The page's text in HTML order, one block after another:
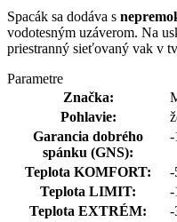
Spacák sa dodáva s
vodotesným uzáverom. Na
priestranný sieťovaný vak v
Parametre
Značka:
Pohlavie:
Garancia dobrého
spánku (GNS):
-
Teplota KOMFORT:
-
Teplota LIMIT:
-
Teplota EXTRÉM:
-